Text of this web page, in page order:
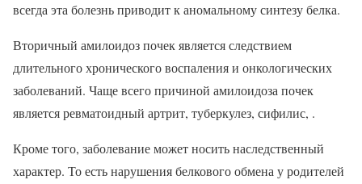
всегда эта болезнь приводит к аномальному синтезу белка.
Вторичный амилоидоз почек является следствием
длительного хронического воспаления и онкологических
заболеваний. Чаще всего причиной амилоидоза почек
является ревматоидный артрит, туберкулез, сифилис, .
Кроме того, заболевание может носить наследственный
характер. То есть нарушения белкового обмена у родителей